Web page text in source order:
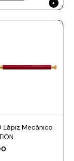
Lápiz Mecánico